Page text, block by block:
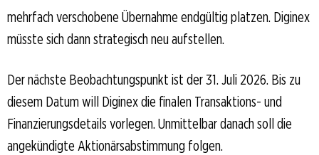
mehrfach verschobene Übernahme endgültig platzen. Diginex
müsste sich dann strategisch neu aufstellen.
Der nächste Beobachtungspunkt ist der 31. Juli 2026. Bis zu
diesem Datum will Diginex die finalen Transaktions- und
Finanzierungsdetails vorlegen. Unmittelbar danach soll die
angekündigte Aktionärsabstimmung folgen.